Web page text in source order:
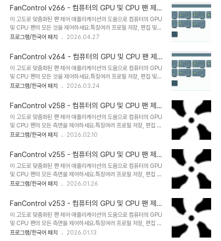
FanControl_269_net_4_..
팬 제어 응답을 미세 조정합니다다양한 곡선과 센서를 함께 혼합합니
다현대적인 대시보드 스타일 UI사용자 지정 가능한 트레이 아이콘으
로 백그라운드 애플리케이션으로 작동합니다*.sensor 파일로 맞춤형
외부 온도 센서를 만듭니다.그리고 더!공식 홈페이지 * 한국어 공식 작
성 지원: VenusGirl ´``°³о❤ 설치용
net_4_..
FanControl v266 - 컴퓨터의 GPU 및 CPU 팬 제어
- 한국어 패치
이 고도로 맞춤화된 팬 제어 애플리케이션의 도움으로 컴퓨터의 GPU
및 CPU 팬의 모든 것을 제어하세요.특징여러 프로필 저장, 편집 및
로드여러 온도 소스 (CPU, GPU, 마더보드, 하드 드라이브, ".센서"
팬 제어 응답을 미세 조정합니다다양한 곡선과 센서를 함께 혼합합니
다현대적인 대시보드 스타일 UI사용자 지정 가능한 트레이 아이콘으
로 백그라운드 애플리케이션으로 작동합니다*.sensor 파일로 맞춤형
외부 온도 센서를 만듭니다.그리고 더!공식 홈페이지 * 한국어 공식 작
성 지원: VenusGirl ´``°³о❤ 설치용
net_4_..
프로그램/한국어 패치 2026.04.27
FanControl v264 - 컴퓨터의 GPU 및 CPU 팬 제
어 - 한국어 패치
이 고도로 맞춤화된 팬 제어 애플리케이션의 도움으로 컴퓨터의 GPU
및 CPU 팬의 모든 것을 제어하세요.특징여러 프로필 저장, 편집 및
로드여러 온도 소스 (CPU, GPU, 마더보드, 하드 드라이브, ".센서"
팬 제어 응답을 미세 조정합니다다양한 곡선과 센서를 함께 혼합합니
다현대적인 대시보드 스타일 UI사용자 지정 가능한 트레이 아이콘으
로 백그라운드 애플리케이션으로 작동합니다*.sensor 파일로 맞춤형
외부 온도 센서를 만듭니다.그리고 더!공식 홈페이지 * 한국어 공식 작
성 지원: VenusGirl ´``°³о❤ 설치용
FanControl_264_net_4_..
프로그램/한국어 패치 2026.03.24
FanControl v258 - 컴퓨터의 GPU 및 CPU 팬 제어
- 한국어 패치
이 고도로 맞춤화된 팬 제어 애플리케이션의 도움으로 컴퓨터의 GPU
및 CPU 팬의 모든 측면을 제어하세요.특징여러 프로필 저장, 편집 및
로드여러 온도 소스 (CPU, GPU, 마더보드, 하드 드라이브, ".센서"
팬 제어 응답을 미세 조정합니다다양한 곡선과 센서를 함께 혼합합니
다현대적인 대시보드 스타일 UI사용자 지정 가능한 트레이 아이콘으
로 백그라운드 애플리케이션으로 작동합니다*.sensor 파일로 맞춤형
외부 온도 센서를 만듭니다.그리고 더!Homepage: * 한국어 공식
작성 지원: VenusGirl ´``°³о❤ 설치용
..
프로그램/한국어 패치 2026.02.10
FanControl v255 - 컴퓨터의 GPU 및 CPU 팬 제어
- 한국어 패치
이 고도로 맞춤화된 팬 제어 애플리케이션의 도움으로 컴퓨터의 GPU
및 CPU 팬의 모든 측면을 제어하세요.특징여러 프로필 저장, 편집 및
로드여러 온도 소스 (CPU, GPU, 마더보드, 하드 드라이브, ".센서"
팬 제어 응답을 미세 조정합니다다양한 곡선과 센서를 함께 혼합합니
다현대적인 대시보드 스타일 UI사용자 지정 가능한 트레이 아이콘으
로 백그라운드 애플리케이션으로 작동합니다*.sensor 파일로 맞춤형
외부 온도 센서를 만듭니다.그리고 더!Homepage: * 한국어 공식
작성 지원: VenusGirl ´``°³о❤ 설치용
프로그램/한국어 패치 2026.01.26
FanControl v253 - 컴퓨터의 GPU 및 CPU 팬 제어
- 한국어 패치
이 고도로 맞춤화된 팬 제어 애플리케이션의 도움으로 컴퓨터의 GPU
및 CPU 팬의 모든 측면을 제어하세요.특징여러 프로필 저장, 편집 및
로드여러 온도 소스 (CPU, GPU, 마더보드, 하드 드라이브, ".센서"
프로그램/한국어 패치 2026.01.13